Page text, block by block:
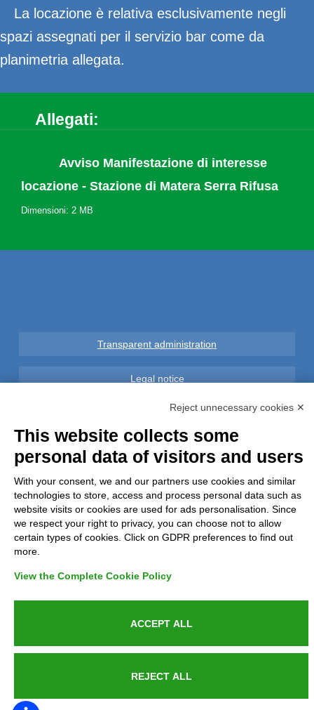
La locazione è relativa esclusivamente negli
spazi assegnati per il servizio bar come da
planimetria allegata.
Allegati:
Avviso Manifestazione di interesse
locazione - Stazione di Matera Serra Rifusa
Dimensioni: 2 MB
Transparent administration
Legal notice
Privacy
Complaints
Refunds and Indemnities
Azienda certificata UNI EN ISO 9001:2015
P.IVA 05538100727 - C.so Italia n.8 70123, BARI
Reject unnecessary cookies ✕
This website collects some
personal data of visitors and users
With your consent, we and our partners use cookies and similar
technologies to store, access and process personal data such as
website visits or cookies are used for ads personalisation. Since
we respect your right to privacy, you can choose not to allow
certain types of cookies. Click on GDPR preferences to find out
more.
View the Complete Cookie Policy
ACCEPT ALL
REJECT ALL